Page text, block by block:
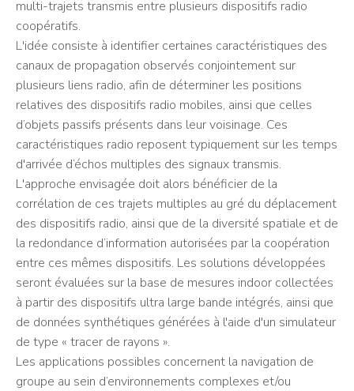
multi-trajets transmis entre plusieurs dispositifs radio
coopératifs.
L'idée consiste à identifier certaines caractéristiques des
canaux de propagation observés conjointement sur
plusieurs liens radio, afin de déterminer les positions
relatives des dispositifs radio mobiles, ainsi que celles
d’objets passifs présents dans leur voisinage. Ces
caractéristiques radio reposent typiquement sur les temps
d'arrivée d‘échos multiples des signaux transmis.
L'approche envisagée doit alors bénéficier de la
corrélation de ces trajets multiples au gré du déplacement
des dispositifs radio, ainsi que de la diversité spatiale et de
la redondance d’information autorisées par la coopération
entre ces mêmes dispositifs. Les solutions développées
seront évaluées sur la base de mesures indoor collectées
à partir des dispositifs ultra large bande intégrés, ainsi que
de données synthétiques générées à l'aide d'un simulateur
de type « tracer de rayons ».
Les applications possibles concernent la navigation de
groupe au sein d’environnements complexes et/ou